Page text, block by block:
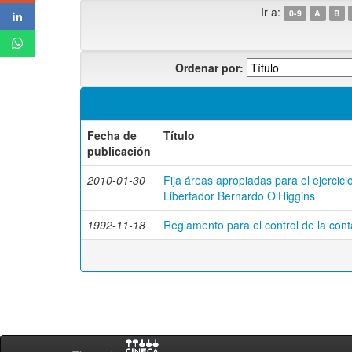
Ir a: 0-9 A B
Ordenar por:
Fecha de
publicación
Título
2010-01-30
Fija áreas apropiadas para el
Libertador Bernardo O‘Higgins
1992-11-18 Reglamento para el control de la